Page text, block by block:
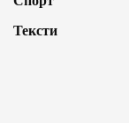
Тексти